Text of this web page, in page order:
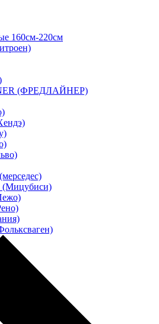
160см-220см
(ФРЕДЛАЙНЕР)
(Мицубиси)